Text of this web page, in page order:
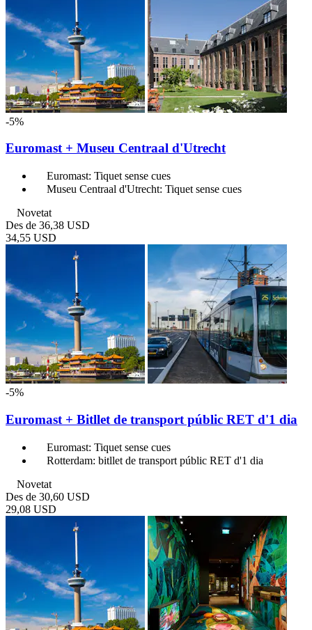
-5%
Euromast + Museu Centraal d'Utrecht
Euromast: Tiquet sense cues
Museu Centraal d'Utrecht: Tiquet sense cues
Novetat
Des de 36,38 USD
34,55 USD
-5%
Euromast + Bitllet de transport públic RET d'1 dia
Euromast: Tiquet sense cues
Rotterdam: bitllet de transport públic RET d'1 dia
Novetat
Des de 30,60 USD
29,08 USD